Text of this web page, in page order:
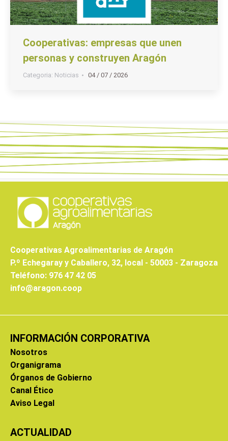
Cooperativas: empresas que unen
personas y construyen Aragón
Categoria: Noticias 04 / 07 / 2026
Cooperativas Agroalimentarias de Aragón
P.º Echegaray y Caballero, 32, local - 50003 - Zaragoza
Teléfono: 976 47 42 05
info@aragon.coop
INFORMACIÓN CORPORATIVA
Nosotros
Organigrama
Órganos de Gobierno
Canal Ético
Aviso Legal
ACTUALIDAD